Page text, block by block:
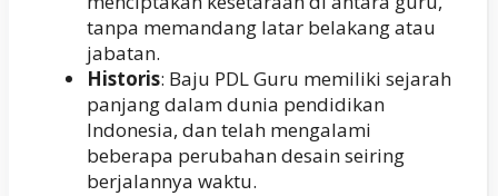
tanpa memandang latar belakang atau
jabatan.
Historis: Baju PDL Guru memiliki sejarah
panjang dalam dunia pendidikan
Indonesia, dan telah mengalami
beberapa perubahan desain seiring
berjalannya waktu.